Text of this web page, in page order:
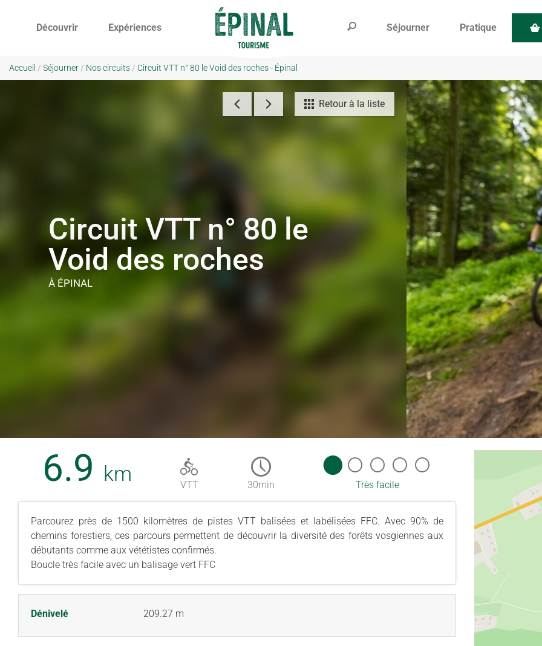
Découvrir Expériences Séjourner Pratique
Accueil / Séjourner / Nos circuits / Circuit VTT n° 80 le Void des roches - Épinal
Retour à la liste
Circuit VTT n° 80 le
Void des roches
À ÉPINAL
6.9 km VTT 30min Très facile
Parcourez près de 1500 kilomètres de pistes VTT balisées et labélisées FFC. Avec 90% de
chemins forestiers, ces parcours permettent de découvrir la diversité des forêts vosgiennes aux
débutants comme aux vététistes confirmés.
Boucle très facile avec un balisage vert FFC
Dénivelé 209.27 m